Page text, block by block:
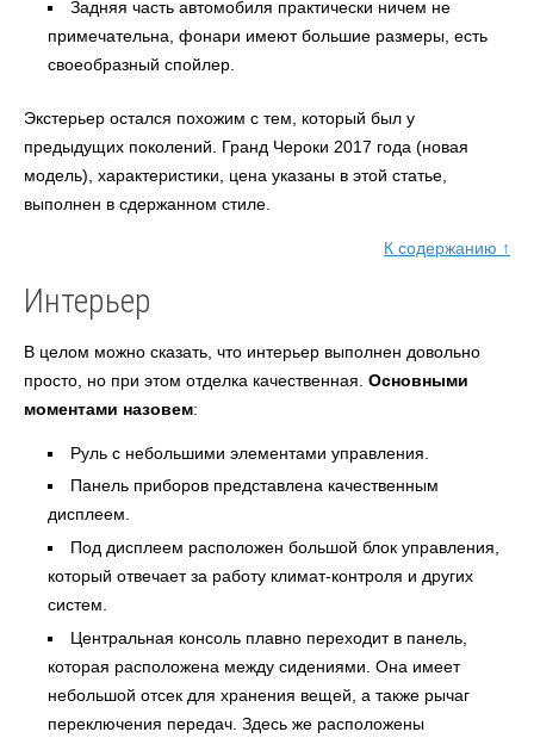
Задняя часть автомобиля практически ничем не
примечательна, фонари имеют большие размеры, есть
своеобразный спойлер.
Экстерьер остался похожим с тем, который был у
предыдущих поколений. Гранд Чероки 2017 года (новая
модель), характеристики, цена указаны в этой статье,
выполнен в сдержанном стиле.
К содержанию ↑
Интерьер
В целом можно сказать, что интерьер выполнен довольно
просто, но при этом отделка качественная. Основными
моментами назовем:
Руль с небольшими элементами управления.
Панель приборов представлена качественным
дисплеем.
Под дисплеем расположен большой блок управления,
который отвечает за работу климат-контроля и других
систем.
Центральная консоль плавно переходит в панель,
которая расположена между сидениями. Она имеет
небольшой отсек для хранения вещей, а также рычаг
переключения передач. Здесь же расположены